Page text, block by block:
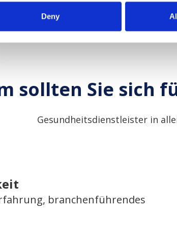
Deny
sollten Sie sich
Gesundheitsdienstleister in
branchenführendes